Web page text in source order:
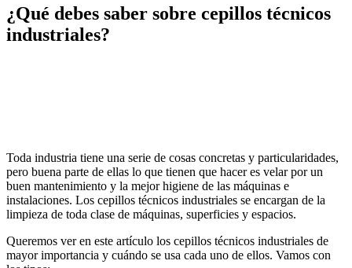
¿Qué debes saber sobre cepillos técnicos
industriales?
Toda industria tiene una serie de cosas concretas y particularidades,
pero buena parte de ellas lo que tienen que hacer es velar por un
buen mantenimiento y la mejor higiene de las máquinas e
instalaciones. Los cepillos técnicos industriales se encargan de la
limpieza de toda clase de máquinas, superficies y espacios.
Queremos ver en este artículo los cepillos técnicos industriales de
mayor importancia y cuándo se usa cada uno de ellos. Vamos con